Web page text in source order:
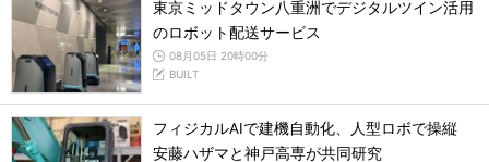
東京ミッドタウン八重洲でデジタルツイン活用
のロボット配送サービス
08月05日 20時00分
BUILT
フィジカルAIで建機自動化、人型ロボで操縦
安藤ハザマと神戸高専が共同研究